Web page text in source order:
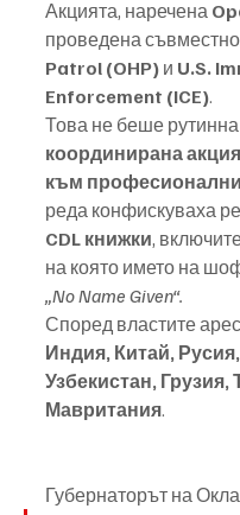
Акцията, наречена
проведена
Patrol (OHP) и U.S.
Enforcement (ICE).
Това не беше
координирана
към
реда конфискуваха
CDL книжки,
на която името на
„No Name Given“.
Според властите
Индия, Китай,
Узбекистан, Грузия,
Мавритания.
Губернаторът на